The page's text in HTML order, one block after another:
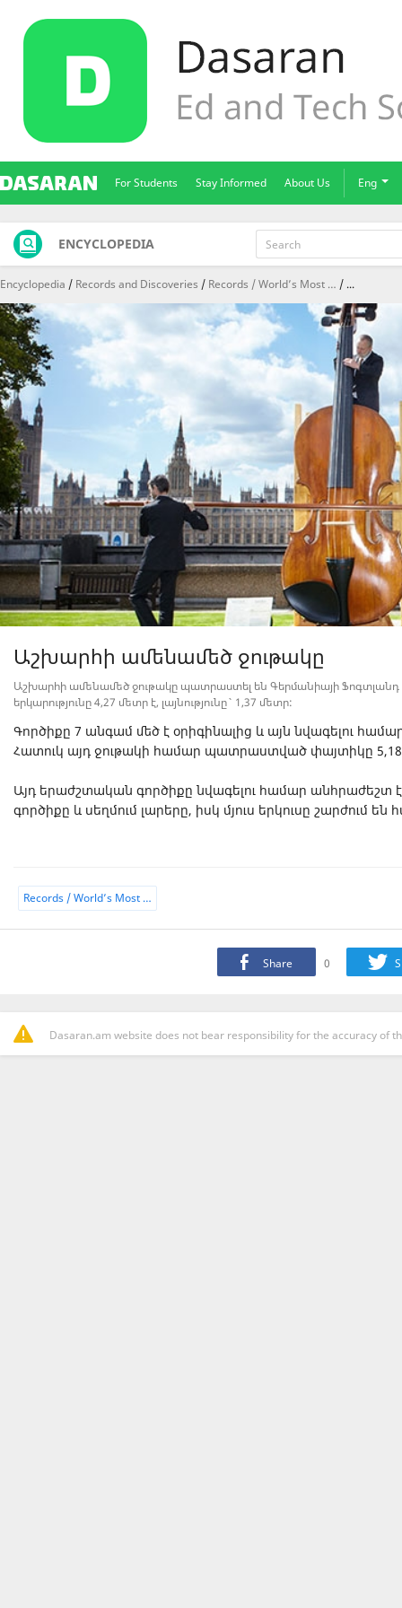
For Students Stay Informed About Us Eng
ENCYCLOPEDIA
Encyclopedia Records and Discoveries Records / World’s Most … ...
Աշխարհի ամենամեծ ջութակը
Աշխարհի ամենամեծ ջութակը պատրաստել են Գերմանիայի
երկարությունը 4,27 մետր է, լայնությունը` 1,37 մետր:
Գործիքը 7 անգամ մեծ է օրիգինալից և այն նվագելու
Հատուկ այդ ջութակի համար պատրաստված փայտիկը 5,18
Այդ երաժշտական գործիքը նվագելու համար անհրաժեշտ
գործիքը և սեղմում լարերը, իսկ մյուս երկուսը շարժում
Records / World’s Most …
Share 0
Dasaran.am website does not bear responsibility for the accuracy of